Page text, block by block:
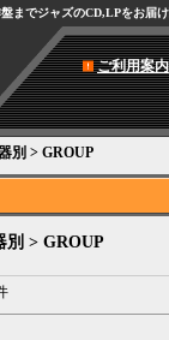
までジャズのCD,LPをお届け
ご利用案内
別 > GROUP
別 > GROUP